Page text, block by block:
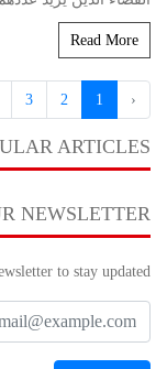
Read More
‹
1
2
3
ARTICLES
NEWSLETTER
to stay updated.